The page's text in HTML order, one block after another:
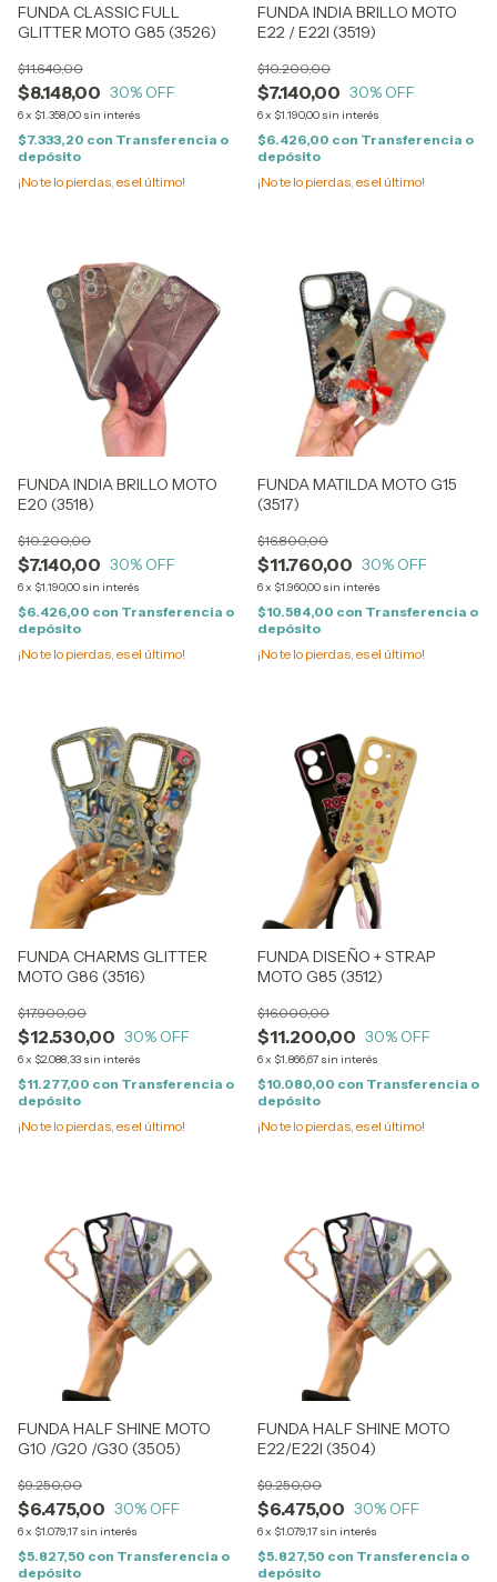
FUNDA CLASSIC FULL
GLITTER MOTO G85 (3526)
$8.148,00
$11.640,00
30% OFF
6x $1.358,00 sin interés
$7.333,20 con Transferencia o
depósito
¡No te lo pierdas, es el último!
FUNDA INDIA BRILLO MOTO
E22 / E22I (3519)
$7.140,00
$10.200,00
30% OFF
6x $1.190,00 sin interés
$6.426,00 con Transferencia o
depósito
¡No te lo pierdas, es el último!
FUNDA INDIA BRILLO MOTO
E20 (3518)
$7.140,00
$10.200,00
30% OFF
6x $1.190,00 sin interés
$6.426,00 con Transferencia o
depósito
¡No te lo pierdas, es el último!
FUNDA MATILDA MOTO G15
(3517)
$11.760,00
$16.800,00
30% OFF
6x $1.960,00 sin interés
$10.584,00 con Transferencia o
depósito
¡No te lo pierdas, es el último!
FUNDA CHARMS GLITTER
MOTO G86 (3516)
$12.530,00
$17.900,00
30% OFF
6x $2.088,33 sin interés
$11.277,00 con Transferencia o
depósito
¡No te lo pierdas, es el último!
FUNDA DISEÑO + STRAP
MOTO G85 (3512)
$11.200,00
$16.000,00
30% OFF
6x $1.866,67 sin interés
$10.080,00 con Transferencia o
depósito
¡No te lo pierdas, es el último!
FUNDA HALF SHINE MOTO
G10 /G20 /G30 (3505)
$6.475,00
$9.250,00
30% OFF
6x $1.079,17 sin interés
$5.827,50 con Transferencia o
depósito
FUNDA HALF SHINE MOTO
E22/E22I (3504)
$6.475,00
$9.250,00
30% OFF
6x $1.079,17 sin interés
$5.827,50 con Transferencia o
depósito